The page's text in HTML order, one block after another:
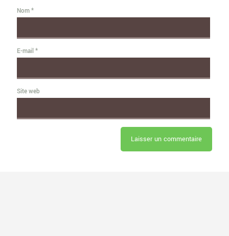
Nom*
E-mail *
Site web